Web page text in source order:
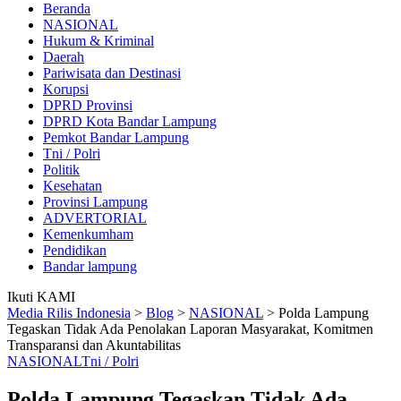
Beranda
NASIONAL
Hukum & Kriminal
Daerah
Pariwisata dan Destinasi
Korupsi
DPRD Provinsi
DPRD Kota Bandar Lampung
Pemkot Bandar Lampung
Tni / Polri
Politik
Kesehatan
Provinsi Lampung
ADVERTORIAL
Kemenkumham
Pendidikan
Bandar lampung
Ikuti KAMI
Media Rilis Indonesia > Blog > NASIONAL > Polda Lampung
Tegaskan Tidak Ada Penolakan Laporan Masyarakat, Komitmen
Transparansi dan Akuntabilitas
NASIONALTni / Polri